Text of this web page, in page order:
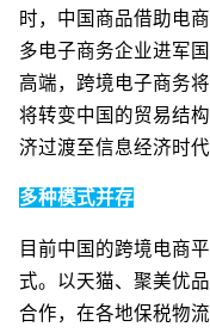
时，中国商品借助电
多电子商务企业进军
高端，跨境电子商务
将转变中国的贸易结
济过渡至信息经济时代
多种模式并存
目前中国的跨境电商
式。以天猫、聚美优
合作，在各地保税物